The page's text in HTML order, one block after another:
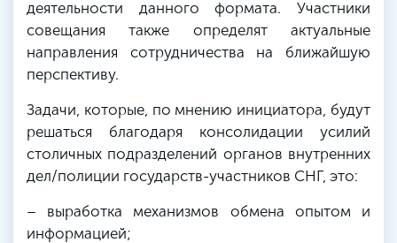
деятельности данного формата. Участники
совещания также определят актуальные
направления сотрудничества на ближайшую
перспективу.
Задачи, которые, по мнению инициатора, будут
решаться благодаря консолидации усилий
столичных подразделений органов внутренних
дел/полиции государств-участников СНГ, это:
– выработка механизмов обмена опытом и
информацией;